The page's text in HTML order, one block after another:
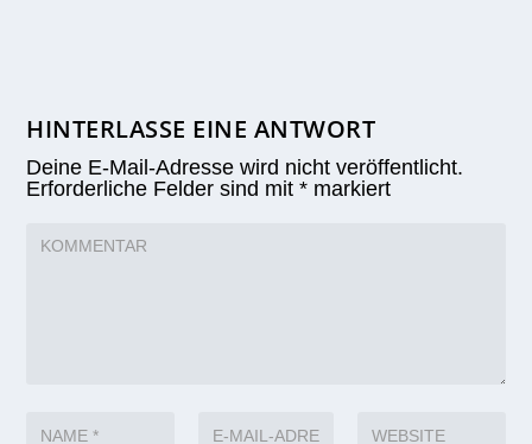
HINTERLASSE EINE ANTWORT
Deine E-Mail-Adresse wird nicht veröffentlicht.
Erforderliche Felder sind mit* markiert